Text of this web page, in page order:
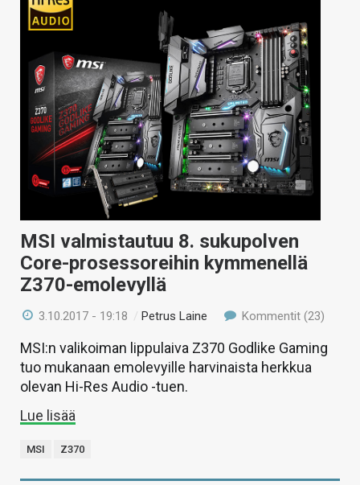
MSI valmistautuu 8. sukupolven
Core-prosessoreihin kymmenellä
Z370-emolevyllä
3.10.2017 - 19:18 /Petrus Laine Kommentit (23)
MSI:n valikoiman lippulaiva Z370 Godlike Gaming
tuo mukanaan emolevyille harvinaista herkkua
olevan Hi-Res Audio -tuen.
Lue lisää
MSI Z370